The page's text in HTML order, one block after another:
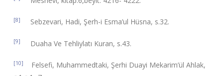
[8] Sebzevari, Hadi, Şerh-i Esma’ul Hüsna, s.32.
[9] Duaha Ve Tehliylatı Kuran, s.43.
[10]
Felsefi, Muhammedtaki, Şerhi Duayi Mekarim’ül Ahlak,